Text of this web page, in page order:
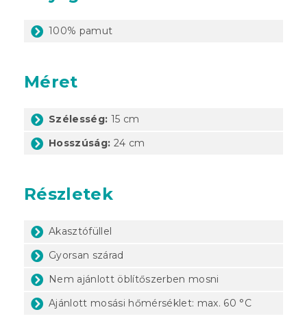
100% pamut
Méret
Szélesség: 15 cm
Hosszúság: 24 cm
Részletek
Akasztófüllel
Gyorsan szárad
Nem ajánlott öblítőszerben mosni
Ajánlott mosási hőmérséklet: max. 60 °C